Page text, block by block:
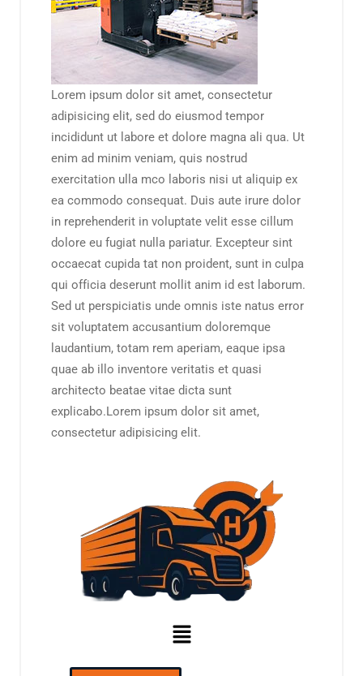
Lorem ipsum dolor sit amet, consectetur
adipisicing elit, sed do eiusmod tempor
incididunt ut labore et dolore magna ali qua. Ut
enim ad minim veniam, quis nostrud
exercitation ulla mco laboris nisi ut aliquip ex
ea commodo consequat. Duis aute irure dolor
in reprehenderit in voluptate velit esse cillum
dolore eu fugiat nulla pariatur. Excepteur sint
occaecat cupida tat non proident, sunt in culpa
qui officia deserunt mollit anim id est laborum.
Sed ut perspiciatis unde omnis iste natus error
sit voluptatem accusantium doloremque
laudantium, totam rem aperiam, eaque ipsa
quae ab illo inventore veritatis et quasi
architecto beatae vitae dicta sunt
explicabo.Lorem ipsum dolor sit amet,
consectetur adipisicing elit.